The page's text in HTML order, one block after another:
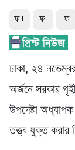
ফ+ ফ- ফ
ঢাকা, ২৪
অর্জনে সরকার
উপদেষ্টা
তত্ত্ব যুক্ত করার